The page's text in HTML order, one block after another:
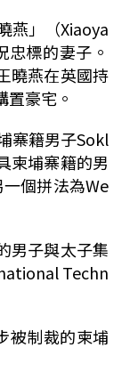
燕」（Xiaoya
標的妻子。
曉燕在英國持
豪宅。
寨籍男子Sokl
柬埔寨籍的男
個拼法為We
男子與太子集
Techn
被制裁的柬埔